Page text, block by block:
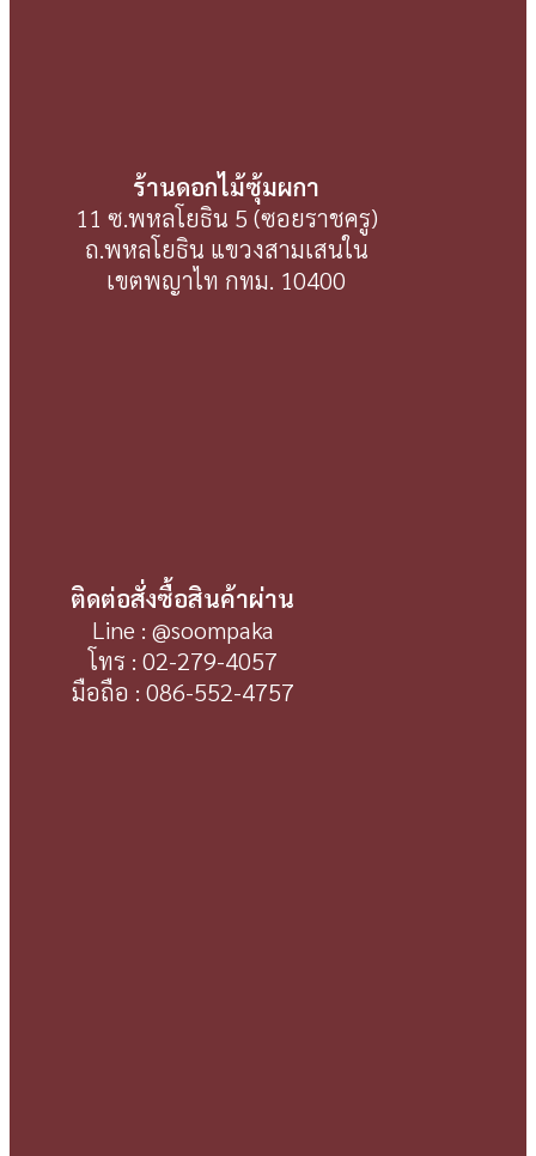
ร้านดอกไม้ซุ้มผกา
11 ซ.พหลโยธิน 5 (ซอยราชครู)
ถ.พหลโยธิน แขวงสามเสนใน
เขตพญาไท กทม. 10400
ติดต่อสั่งซื้อสินค้าผ่าน
Line : @soompaka
โทร : 02-279-4057
มือถือ : 086-552-4757